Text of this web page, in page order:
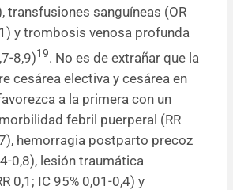
transfusiones sanguíneas (OR
y trombosis venosa profunda
8,9)19. No es de extrañar que la
cesárea electiva y cesárea en
a la primera con un
febril puerperal (RR
hemorragia postparto precoz
0,8), lesión traumática
0,1; IC 95% 0,01-0,4) y